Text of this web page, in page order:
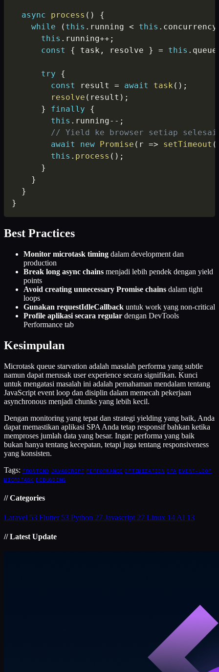
async process ( )
{
while
( this . running < this .
this . running++ ;
const
{ task , resolve } = this . queue
try
{
const
result = await task ( ) ;
resolve ( result ) ;
}
finally
{
this . running-- ;
// Yield ke browser setiap
await
new Promise ( r => setTimeout (
this . process ( ) ;
}
}
}
}
Best Practices
Monitor microtask timing dalam development dan
production
Break long async chains menjadi lebih pendek dengan yield
points
Avoid creating unnecessary Promise chains dalam tight
loops
Gunakan requestIdleCallback untuk work yang non-critical
Profile aplikasi secara regular dengan DevTools
Performance tab
Kesimpulan
Microtask queue starvation adalah masalah performa yang subtle
namun dapat merusak user experience secara signifikan. Kunci
untuk mengatasi masalah ini adalah pemahaman mendalam tentang
JavaScript event loop dan disiplin dalam memecah pekerjaan
asynchronous menjadi chunks yang lebih kecil.
Dengan monitoring yang tepat dan strategi yielding yang baik, Anda
dapat memastikan aplikasi SPA Anda tetap responsif bahkan ketika
memproses jumlah data yang besar. Ingat: performa yang baik
bukan hanya tentang kecepatan, tetapi juga tentang responsiveness
yang konsisten.
Tags: FRONTEND JAVASCRIPT PERFORMANCE OPTIMIZATION SPA EVENT-LOOP
MICROTASK DEBUGGING
// Categories
Laravel 53 Flutter 53 Python 27 Javascript 27 Linux 14 AI 13
// Latest Update